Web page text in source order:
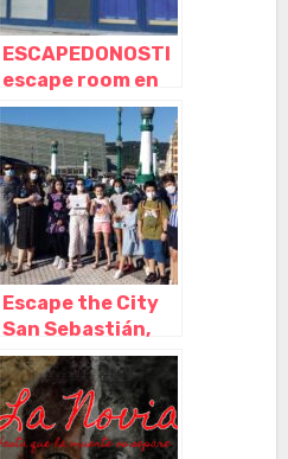
ESCAPEDONOSTI
escape room en
Donostia / San
Sebastián, San
Sebastián –
Guipuzcoa
Escape the City
San Sebastián,
San Sebastián –
Guipuzcoa